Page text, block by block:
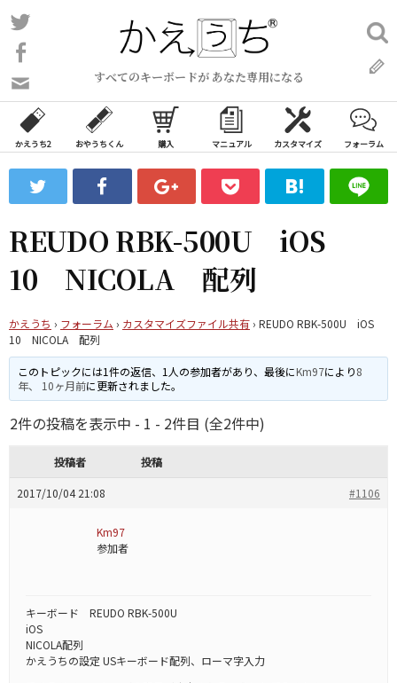
コ
ン
ン
ツ
ス
ッ
プ
すべてのキーボードが あなた専用になる
い
合
わ
フ
ォ
ム
検
索:
かえうち2 おやうちくん 購入 マニュアル カスタマイズ フォーラム
REUDO RBK-500U iOS
10 NICOLA 配列
かえうち › フォーラム › カスタマイズファイル共有 › REUDO RBK-500U iOS
10 NICOLA 配列
このトピックには1件の返信、1人の参加者があり、最後にKm97により8
年、 10ヶ月前に更新されました。
2件の投稿を表示中 - 1 - 2件目 (全2件中)
投稿者 投稿
2017/10/04 21:08 #1106
Km97
参加者
キーボード REUDO RBK-500U
iOS
NICOLA配列
かえうちの設定 USキーボード配列、ローマ字入力